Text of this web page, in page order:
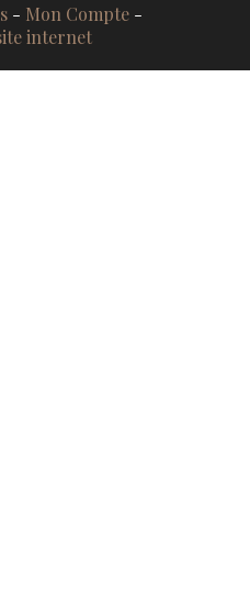
Mon Compte
internet